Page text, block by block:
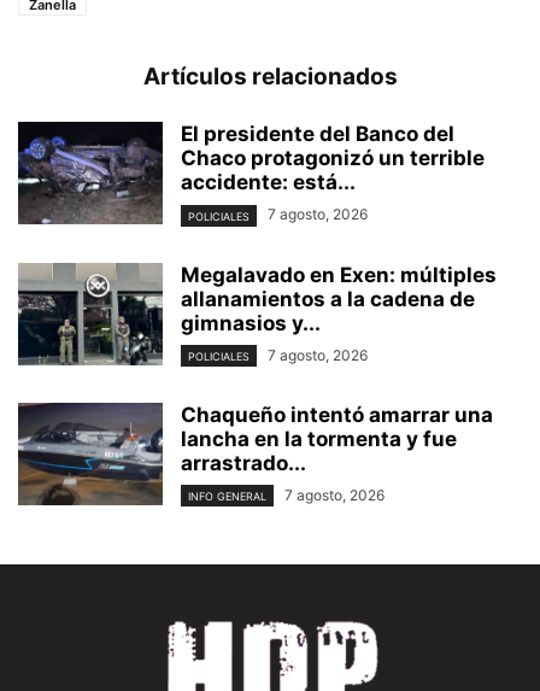
Zanella
Artículos relacionados
El presidente del Banco del
Chaco protagonizó un terrible
accidente: está...
POLICIALES 7 agosto, 2026
Megalavado en Exen: múltiples
allanamientos a la cadena de
gimnasios y...
POLICIALES 7 agosto, 2026
Chaqueño intentó amarrar una
lancha en la tormenta y fue
arrastrado...
INFO GENERAL 7 agosto, 2026